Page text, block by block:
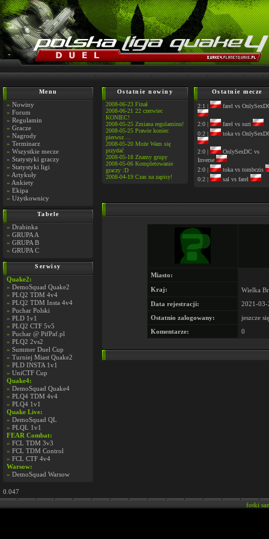
Menu
» Nowiny
» Forum
» Regulamin
» Gracze
» Nagrody
» Terminarz
» Wszystkie mecze
» Statystyki graczy
» Statystyki ligi
» Artykuły
» Ankiety
» Ekipa
» Użytkownicy
Tabele
» Drabinka
» GRUPA A
» GRUPA B
» GRUPA C
Serwisy
Quake2:
» DemoSquad Quake2
» PLQ2 TDM 4v4
» PLQ2 TDM Insta 4v4
» Puchar Polski
» PLD 1v1
» PLQ2 CTF 5v5
» Puchar @ PifPaf.pl
» PLQ2 2vs2
» Summer Duel Cup
» Turniej Miast Quake2
» PLD INSTA 1v1
» UniCTF Cup
Quake4:
» DemoSquad Quake4
» PLQ4 TDM 4v4
» PLQ4 1v1
Quake Live:
» DemoSquad QL
» PLQL 1v1
FEAR Combat:
» FCL TDM 3v3
» FCL TDM Control
» FCL CTF 4v4
Warsow:
» DemoSquad Warsow
Ostatnie nowiny
2008-06-23 Finał
2008-06-21 22 czerwiec
KONIEC!
2008-05-25 Zmiana regulaminu!
2008-05-25 Prawie koniec
pierwsz ...
2008-05-20 Może Wam się
przydać
2008-05-18 Znamy grupy
2008-05-06 Kompletowanie
graczy :D
2008-04-19 Czas na zapisy!
Ostatnie mecze
2:1 | farel vs
2:0 |
farel vs suri
0:2 |
toka vs
2:0 |
OnlySexDC vs
Inverse
2:0 |
toka vs tombczis
0:2 |
sal vs farel
Miasto:
Kraj:
Wielka
Data rejestracji:
2021-03-
Ostatnio zalogowany:
jeszcze
Komentarze:
0
0.047
fotki